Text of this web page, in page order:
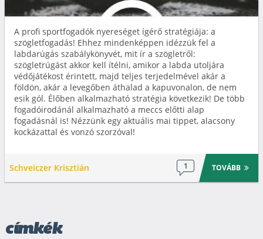
A profi sportfogadók nyereséget ígérő stratégiája: a
szögletfogadás! Ehhez mindenképpen idézzük fel a
labdarúgás szabálykönyvét, mit ír a szögletről:
szögletrúgást akkor kell ítélni, amikor a labda utoljára
védőjátékost érintett, majd teljes terjedelmével akár a
földön, akár a levegőben áthalad a kapuvonalon, de nem
esik gól. Élőben alkalmazható stratégia következik! De több
fogadóirodánál alkalmazható a meccs előtti alap
fogadásnál is! Nézzünk egy aktuális mai tippet, alacsony
kockázattal és vonzó szorzóval!
Schveiczer Krisztián 1 TOVÁBB
címkék